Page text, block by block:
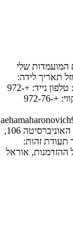
המועמדות שלי
תאריך לידה:
20.12.68 פרטי קשר: טלפון נייד: +972-
58-9039720 טלפון קווי: +972-76-
כתובת מגורים: קרית האוניברסיטה 106,
מספר תעודת זהות: